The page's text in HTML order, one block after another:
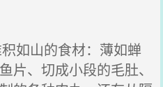
如山的食材：薄如蝉
片、切成小段的毛肚、